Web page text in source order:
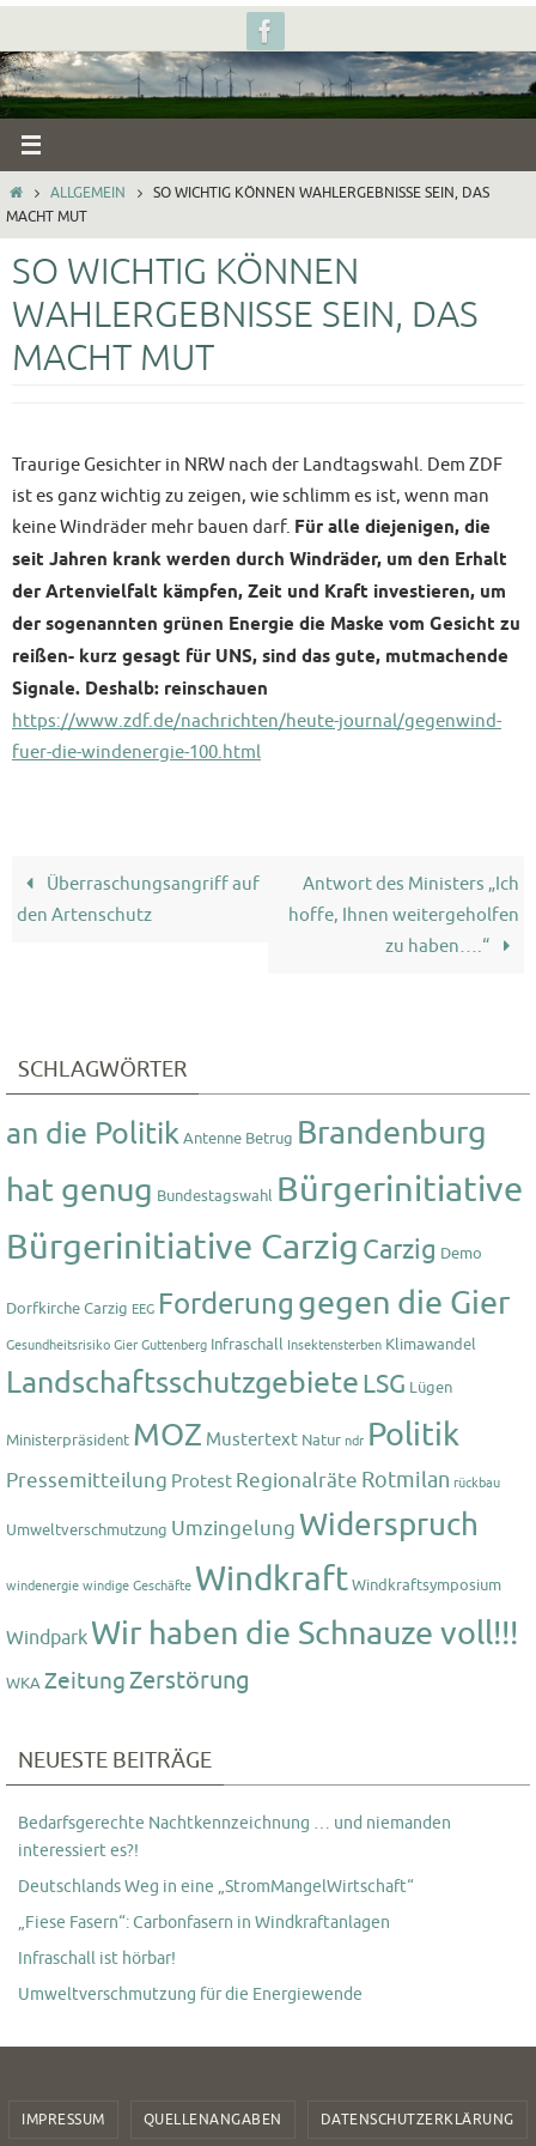
Inhalt
springen
STARTALLGEMEIN
SO WICHTIG KÖNNEN WAHLERGEBNISSE SEIN, DAS
MACHT MUT
SO WICHTIG KÖNNEN
WAHLERGEBNISSE SEIN, DAS
MACHT MUT
Traurige Gesichter in NRW nach der Landtagswahl. Dem ZDF
ist es ganz wichtig zu zeigen, wie schlimm es ist, wenn man
keine Windräder mehr bauen darf. Für alle diejenigen, die
seit Jahren krank werden durch Windräder, um den Erhalt
der Artenvielfalt kämpfen, Zeit und Kraft investieren, um
der sogenannten grünen Energie die Maske vom Gesicht zu
reißen- kurz gesagt für UNS, sind das gute, mutmachende
Signale. Deshalb: reinschauen
https://www.zdf.de/nachrichten/heute-journal/gegenwind-
fuer-die-windenergie-100.html
Überraschungsangriff auf
den Artenschutz
Antwort des Ministers „Ich
hoffe, Ihnen weitergeholfen
zu haben….“
SCHLAGWÖRTER
an die PolitikAntenne Betrug Brandenburg
hat genug Bundestagswahl Bürgerinitiative
Bürgerinitiative Carzig Carzig Demo
Dorfkirche Carzig EEG Forderung gegen die Gier
Gesundheitsrisiko Gier Guttenberg Infraschall Insektensterben Klimawandel
LandschaftsschutzgebieteLSG Lügen
Ministerpräsident MOZ Mustertext Natur ndr Politik
Pressemitteilung Protest Regionalräte Rotmilan rückbau
Umweltverschmutzung UmzingelungWiderspruch
windenergie windige Geschäfte WindkraftWindkraftsymposium
WindparkWir haben die Schnauze voll!!!
WKAZeitungZerstörung
NEUESTE BEITRÄGE
Bedarfsgerechte Nachtkennzeichnung … und niemanden
interessiert es?!
Deutschlands Weg in eine „StromMangelWirtschaft“
„Fiese Fasern“: Carbonfasern in Windkraftanlagen
Infraschall ist hörbar!
Umweltverschmutzung für die Energiewende
IMPRESSUM QUELLENANGABEN DATENSCHUTZERKLÄRUNG